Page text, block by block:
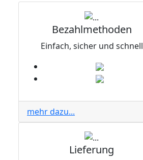
Bezahlmethoden
Einfach, sicher und schnell
mehr dazu...
Lieferung